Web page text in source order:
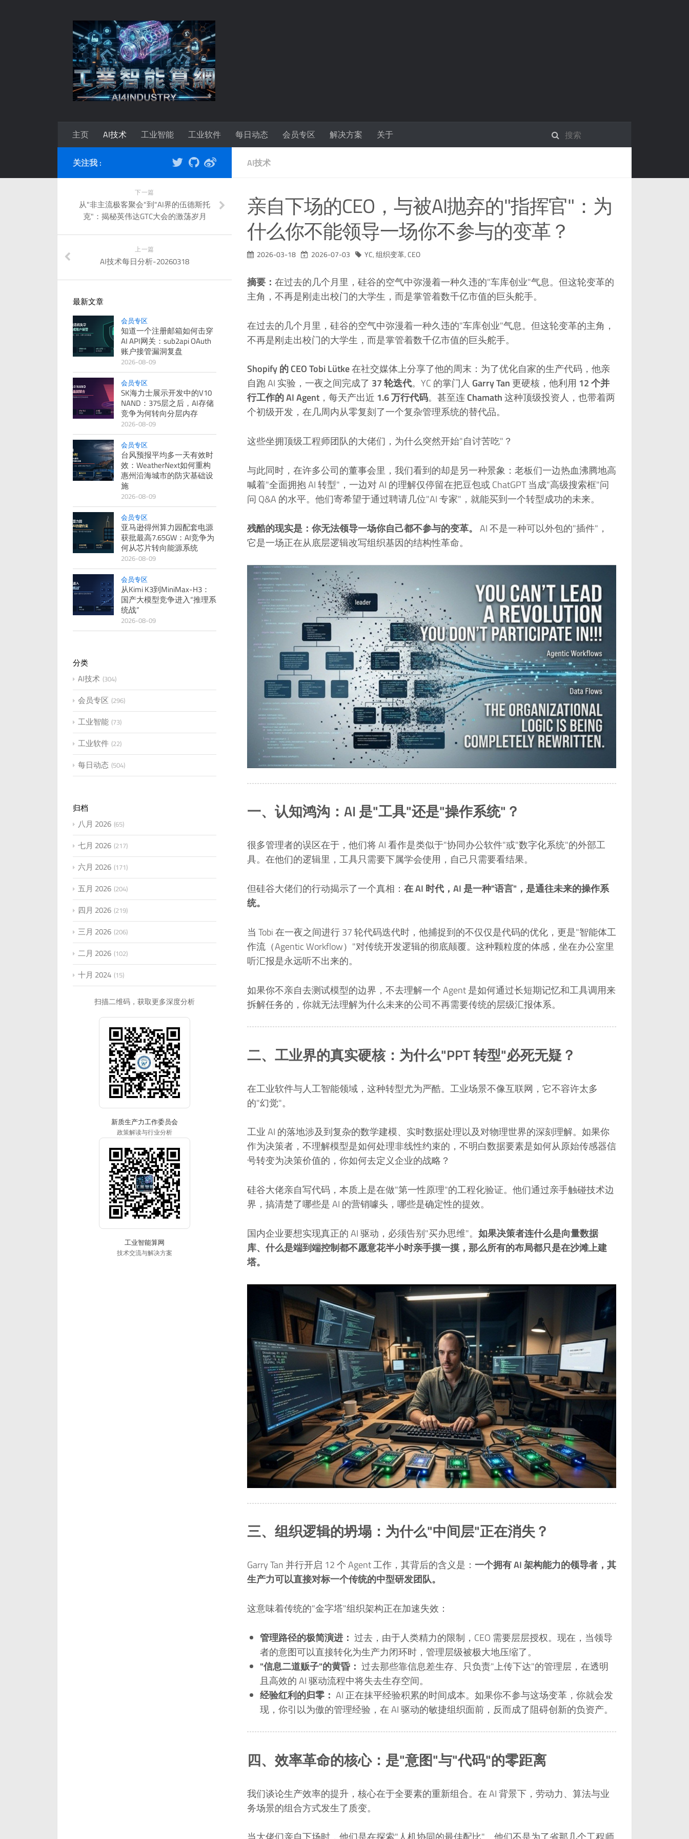
主页 AI技术 工业智能 工业软件 每日动态 会员专区 解决方案 关于
AI技术
亲自下场的CEO，与被AI抛弃的"指挥官"：为
什么你不能领导一场你不参与的变革？
2026-03-18 2026-07-03 YC,组织变革,CEO
摘要： 在过去的几个月里，硅谷的空气中弥漫着一种久违的"车库创业"气息。但这轮变革的
主角，不再是刚走出校门的大学生，而是掌管着数千亿市值的巨头舵手。
在过去的几个月里，硅谷的空气中弥漫着一种久违的"车库创业"气息。但这轮变革的主角，
不再是刚走出校门的大学生，而是掌管着数千亿市值的巨头舵手。
Shopify 的 CEO Tobi Lütke在社交媒体上分享了他的周末：为了优化自家的生产代码，他亲
自跑 AI 实验，一夜之间完成了 37 轮迭代。YC 的掌门人 Garry Tan 更硬核，他利用 12 个并
行工作的 AI Agent ，每天产出近 1.6 万行代码。甚至连Chamath这种顶级投资人，也带着两
个初级开发，在几周内从零复刻了一个复杂管理系统的替代品。
这些坐拥顶级工程师团队的大佬们，为什么突然开始"自讨苦吃"？
与此同时，在许多公司的董事会里，我们看到的却是另一种景象：老板们一边热血沸腾地高
喊着"全面拥抱 AI 转型"，一边对 AI 的理解仅停留在把豆包或 ChatGPT 当成"高级搜索框"问
问 Q&A 的水平。他们寄希望于通过聘请几位"AI 专家"，就能买到一个转型成功的未来。
残酷的现实是：你无法领导一场你自己都不参与的变革。 AI 不是一种可以外包的"插件"，
它是一场正在从底层逻辑改写组织基因的结构性革命。
一、认知鸿沟：AI 是"工具"还是"操作系统"？
很多管理者的误区在于，他们将 AI 看作是类似于"协同办公软件"或"数字化系统"的外部工
具。在他们的逻辑里，工具只需要下属学会使用，自己只需要看结果。
但硅谷大佬们的行动揭示了一个真相： 在 AI 时代，AI 是一种"语言"，是通往未来的操作系
统。
当 Tobi 在一夜之间进行 37 轮代码迭代时，他捕捉到的不仅仅是代码的优化，更是"智能体工
作流（Agentic Workflow）"对传统开发逻辑的彻底颠覆。这种颗粒度的体感，坐在办公室里
听汇报是永远听不出来的。
如果你不亲自去测试模型的边界，不去理解一个 Agent 是如何通过长短期记忆和工具调用来
拆解任务的，你就无法理解为什么未来的公司不再需要传统的层级汇报体系。
二、工业界的真实硬核：为什么"PPT 转型"必死无疑？
在工业软件与人工智能领域，这种转型尤为严酷。工业场景不像互联网，它不容许太多
的"幻觉"。
工业 AI 的落地涉及到复杂的数学建模、实时数据处理以及对物理世界的深刻理解。如果你
作为决策者，不理解模型是如何处理非线性约束的，不明白数据要素是如何从原始传感器信
号转变为决策价值的，你如何去定义企业的战略？
硅谷大佬亲自写代码，本质上是在做"第一性原理"的工程化验证。他们通过亲手触碰技术边
界，搞清楚了哪些是 AI 的营销噱头，哪些是确定性的提效。
国内企业要想实现真正的 AI 驱动，必须告别"买办思维"。 如果决策者连什么是向量数据
库、什么是端到端控制都不愿意花半小时亲手摸一摸，那么所有的布局都只是在沙滩上建
塔。
三、组织逻辑的坍塌：为什么"中间层"正在消失？
Garry Tan 并行开启 12 个 Agent 工作，其背后的含义是： 一个拥有 AI 架构能力的领导者，其
生产力可以直接对标一个传统的中型研发团队。
这意味着传统的"金字塔"组织架构正在加速失效：
管理路径的极简演进： 过去，由于人类精力的限制，CEO 需要层层授权。现在，当领导
者的意图可以直接转化为生产力闭环时，管理层级被极大地压缩了。
"信息二道贩子"的黄昏： 过去那些靠信息差生存、只负责"上传下达"的管理层，在透明
且高效的 AI 驱动流程中将失去生存空间。
经验红利的归零： AI 正在抹平经验积累的时间成本。如果你不参与这场变革，你就会发
现，你引以为傲的管理经验，在 AI 驱动的敏捷组织面前，反而成了阻碍创新的负资产。
四、效率革命的核心：是"意图"与"代码"的零距离
我们谈论生产效率的提升，核心在于全要素的重新组合。在 AI 背景下，劳动力、算法与业
务场景的组合方式发生了质变。
关注我 :
下一篇
从"非主流极客聚会"到"AI界的伍德斯托
克"：揭秘英伟达GTC大会的激荡岁月
上一篇
AI技术每日分析-20260318
最新文章
会员专区
知道一个注册邮箱如何击穿
AI API网关：sub2api OAuth
账户接管漏洞复盘
2026-08-09
会员专区
SK海力士展示开发中的V10
NAND：375层之后，AI存储
竞争为何转向分层内存
2026-08-09
会员专区
台风预报平均多一天有效时
效：WeatherNext如何重构
惠州沿海城市的防灾基础设
施
2026-08-09
会员专区
亚马逊得州算力园配套电源
获批最高7.65GW：AI竞争为
何从芯片转向能源系统
2026-08-09
会员专区
从Kimi K3到MiniMax-H3：
国产大模型竞争进入“推理系
统战”
2026-08-09
分类
AI技术 304
会员专区 296
工业智能 73
工业软件 22
每日动态 504
归档
八月 2026 65
七月 2026 217
六月 2026 171
五月 2026 204
四月 2026 219
三月 2026 206
二月 2026 102
十月 2024 15
扫描二维码，获取更多深度分析
新质生产力工作委员会
政策解读与行业分析
工业智能算网
技术交流与解决方案